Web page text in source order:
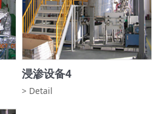
浸渗设备4
> Detail